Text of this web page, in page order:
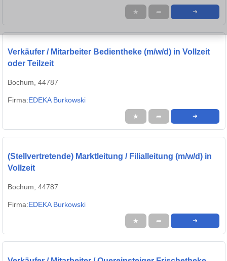
★ ➦ ➜
Verkäufer / Mitarbeiter Bedientheke (m/w/d) in Vollzeit
oder Teilzeit
Bochum, 44787
Firma:EDEKA Burkowski
★ ➦ ➜
(Stellvertretende) Marktleitung / Filialleitung (m/w/d) in
Vollzeit
Bochum, 44787
Firma:EDEKA Burkowski
★ ➦ ➜